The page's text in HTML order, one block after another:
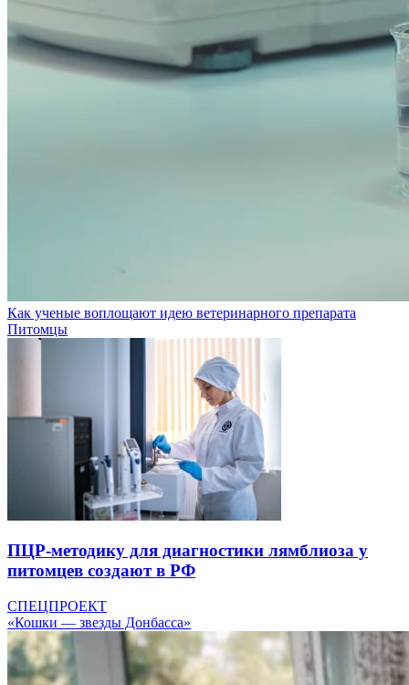
Как ученые воплощают идею ветеринарного препарата
Питомцы
ПЦР-методику для диагностики лямблиоза у
питомцев создают в РФ
СПЕЦПРОЕКТ
«Кошки — звезды Донбасса»